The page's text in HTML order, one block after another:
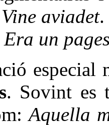
aviadet
un
especial
. Sovint es
Aquella